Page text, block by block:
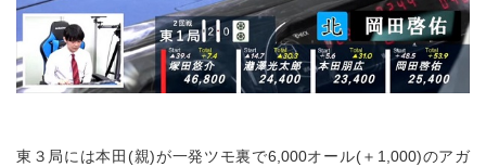
東３局には本田(親)が一発ツモ裏で6,000オール(＋1,000)のアガ